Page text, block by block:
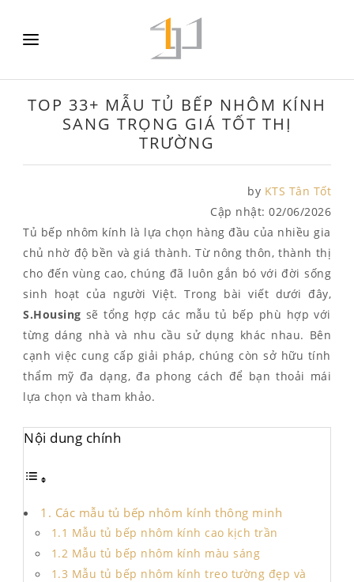
TOP 33+ MẪU TỦ BẾP NHÔM KÍNH
SANG TRỌNG GIÁ TỐT THỊ
TRƯỜNG
by KTS Tân Tốt
Cập nhật: 02/06/2026
Tủ bếp nhôm kính là lựa chọn hàng đầu của nhiều gia
chủ nhờ độ bền và giá thành. Từ nông thôn, thành thị
cho đến vùng cao, chúng đã luôn gắn bó với đời sống
sinh hoạt của người Việt. Trong bài viết dưới đây,
S.Housing sẽ tổng hợp các mẫu tủ bếp phù hợp với
từng dáng nhà và nhu cầu sử dụng khác nhau. Bên
cạnh việc cung cấp giải pháp, chúng còn sở hữu tính
thẩm mỹ đa dạng, đa phong cách để bạn thoải mái
lựa chọn và tham khảo.
Nội dung chính
1. Các mẫu tủ bếp nhôm kính thông minh
1.1 Mẫu tủ bếp nhôm kính cao kịch trần
1.2 Mẫu tủ bếp nhôm kính màu sáng
1.3 Mẫu tủ bếp nhôm kính treo tường đẹp và